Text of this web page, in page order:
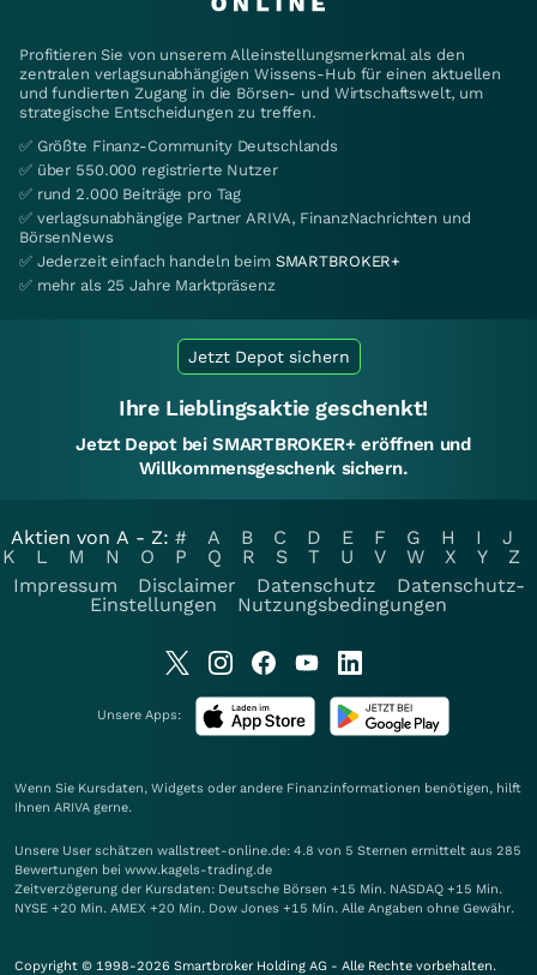
Profitieren Sie von unserem Alleinstellungsmerkmal als den
zentralen verlagsunabhängigen Wissens-Hub für einen aktuellen
und fundierten Zugang in die Börsen- und Wirtschaftswelt, um
strategische Entscheidungen zu treffen.
✅ Größte Finanz-Community Deutschlands
✅ über 550.000 registrierte Nutzer
✅ rund 2.000 Beiträge pro Tag
✅ verlagsunabhängige Partner ARIVA, FinanzNachrichten und
BörsenNews
✅ Jederzeit einfach handeln beim SMARTBROKER+
✅ mehr als 25 Jahre Marktpräsenz
Jetzt Depot sichern
Ihre Lieblingsaktie geschenkt!
Jetzt Depot bei SMARTBROKER+ eröffnen und
Willkommensgeschenk sichern.
Aktien von A - Z: # A B C D E F G H I
J
K
L M N O P Q R S T U V W X Y
Z
Impressum
Disclaimer Datenschutz
Datenschutz-
Einstellungen
Nutzungsbedingungen
Unsere Apps:
Wenn Sie Kursdaten, Widgets oder andere Finanzinformationen benötigen, hilft
Ihnen ARIVA gerne.
Unsere User schätzen wallstreet-online.de: 4.8 von 5 Sternen ermittelt aus 285
Bewertungen bei www.kagels-trading.de
Zeitverzögerung der Kursdaten: Deutsche Börsen +15 Min. NASDAQ +15 Min.
NYSE +20 Min. AMEX +20 Min. Dow Jones +15 Min. Alle Angaben ohne Gewähr.
Copyright © 1998-2026 Smartbroker Holding AG - Alle Rechte vorbehalten.